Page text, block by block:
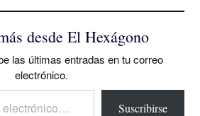
desde El Hexágono
las últimas entradas en tu correo
electrónico.
Suscribirse